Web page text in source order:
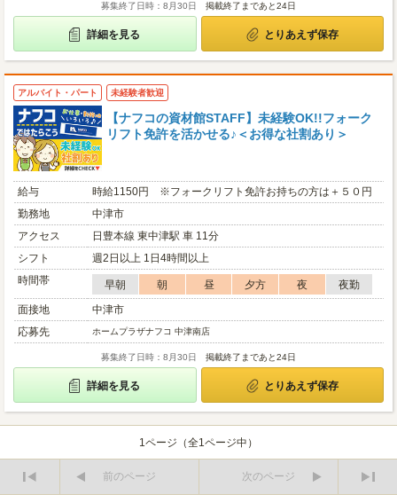
募集終了日時：8月30日 掲載終了まであと24日
詳細を見る とりあえず保存
アルバイト・パート 未経験者歓迎
【ナフコの資材館STAFF】未経験OK!!フォーク
リフト免許を活かせる♪＜お得な社割あり＞
給与
時給1150円 ※フォークリフト免許お持ちの方は＋５０円
勤務地
中津市
アクセス
日豊本線 東中津駅 車 11分
シフト
週2日以上 1日4時間以上
時間帯
早朝 朝 昼 夕方 夜
夜勤
面接地
中津市
応募先
ホームプラザナフコ 中津南店
募集終了日時：8月30日 掲載終了まであと24日
詳細を見る とりあえず保存
1ページ（全1ページ中）
前のページ
次のページ